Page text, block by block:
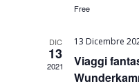
Free
DIC
13
2021
13 Dicembre
Viaggi